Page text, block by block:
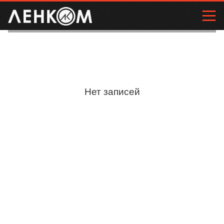
Нет записей